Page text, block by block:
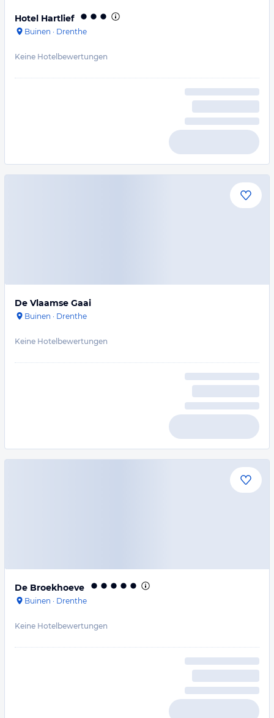
Hotel Hartlief
Buinen · Drenthe
Keine Hotelbewertungen
De Vlaamse Gaai
Buinen · Drenthe
Keine Hotelbewertungen
De Broekhoeve
Buinen · Drenthe
Keine Hotelbewertungen